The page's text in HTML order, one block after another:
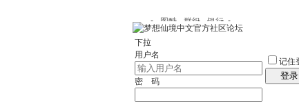
图酷 群组 银行
下拉
用户名
密 码
记住
登录